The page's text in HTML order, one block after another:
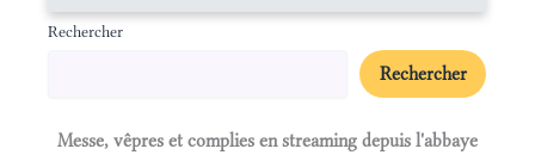
Rechercher
Rechercher
Messe, vêpres et complies en streaming depuis l'abbaye